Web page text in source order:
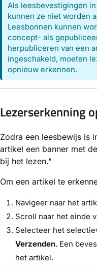
Als leesbevestigingen
kunnen ze niet worden
Leesbonnen kunnen
concept- als
herpubliceren van een
ingeschakeld, moeten
opnieuw erkennen.
Lezerserkenning
Zodra een leesbewijs is
artikel een banner met
bij het lezen."
Om een artikel te
Navigeer naar het
Scroll naar het einde
Selecteer het
Verzenden. Een
het artikel.